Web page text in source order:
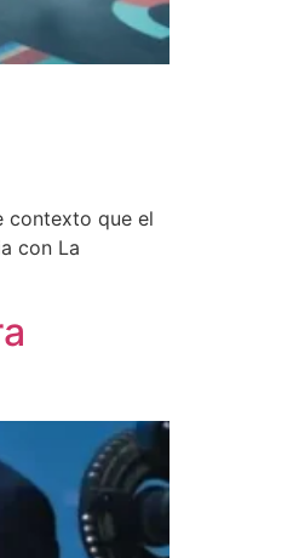
contexto que el
con La